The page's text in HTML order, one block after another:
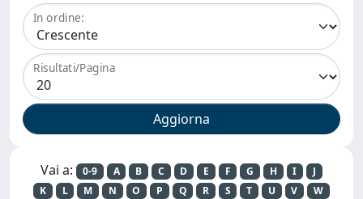
In ordine:
Risultati/Pagina
Vai a: 0-9 A B C D E F G H I
J
K
L M N O P Q R S T U V
W